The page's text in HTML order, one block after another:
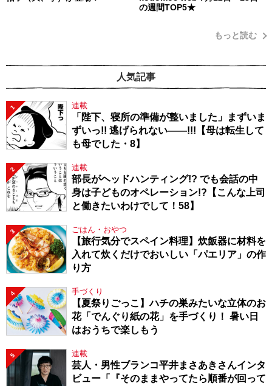
の週間TOP5★
もっと読む
人気記事
1 連載
「陛下、寝所の準備が整いました」まずいま
ずいっ!! 逃げられない――!!!【母は転生して
も母でした・8】
2 連載
部長がヘッドハンティング!? でも会話の中
身は子どものオペレーション!?【こんな上司
と働きたいわけでして！58】
3 ごはん・おやつ
【旅行気分でスペイン料理】炊飯器に材料を
入れて炊くだけでおいしい「パエリア」の作
り方
4 手づくり
【夏祭りごっこ】ハチの巣みたいな立体のお
花「でんぐり紙の花」を手づくり！ 暑い日
はおうちで楽しもう
5 連載
芸人・男性ブランコ平井まさあきさんインタ
ビュー「『そのままやってたら順番が回って